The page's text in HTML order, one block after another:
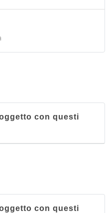
con questi
con questi